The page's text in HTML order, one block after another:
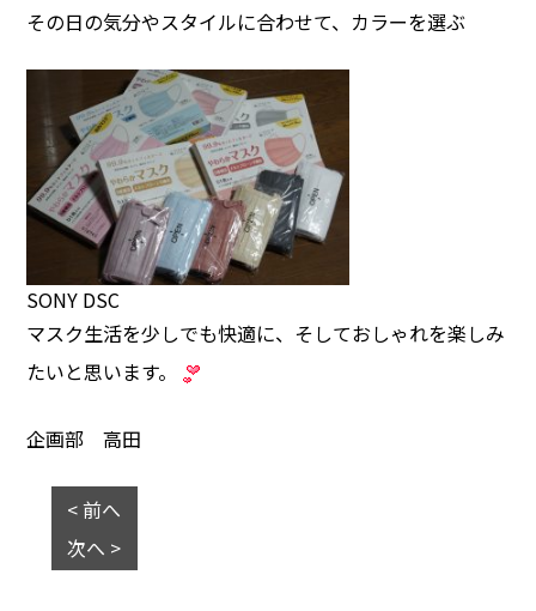
その日の気分やスタイルに合わせて、カラーを選ぶ
SONY DSC
マスク生活を少しでも快適に、そしておしゃれを楽しみ
たいと思います。
企画部 高田
< 前へ
次へ >